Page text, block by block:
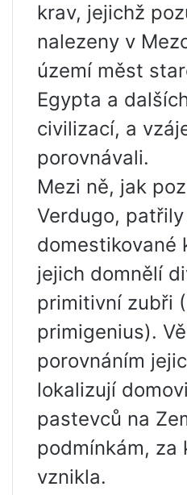
krav, jejichž
nalezeny v
území měst
Egypta a
civilizací, a
porovnávali.
Mezi ně, jak
Verdugo,
domestikované
jejich domnělí
primitivní zubři
primigenius).
porovnáním
lokalizují
pastevců na
podmínkám, za
vznikla.